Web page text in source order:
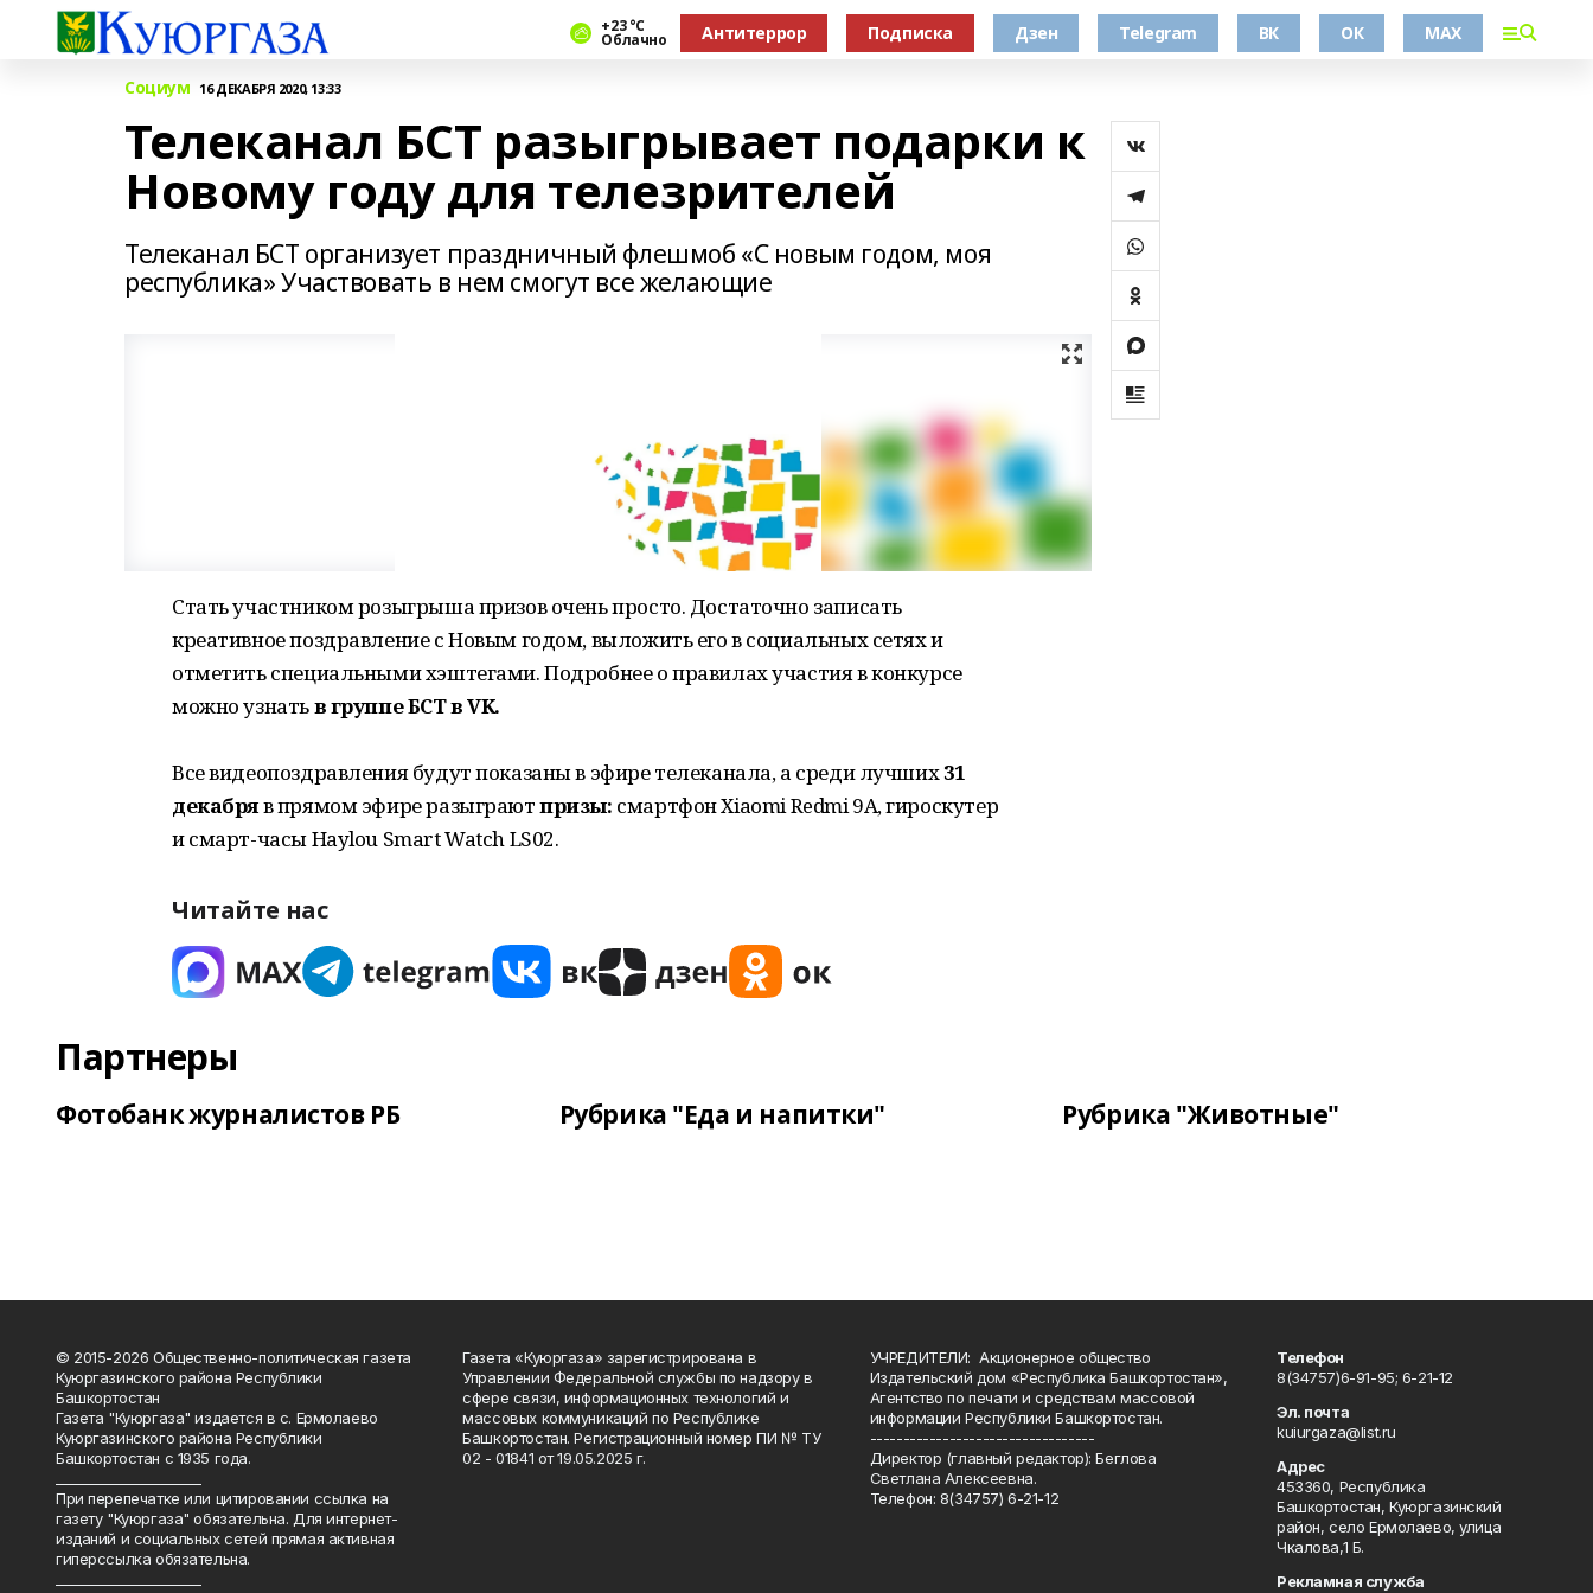
+23 °С
Облачно Антитеррор Подписка Дзен Telegram ВК ОК MAX
Социум 16 ДЕКАБРЯ 2020, 13:33
Телеканал БСТ разыгрывает подарки к
Новому году для телезрителей
Телеканал БСТ организует праздничный флешмоб «С новым годом, моя
республика» Участвовать в нем смогут все желающие
Стать участником розыгрыша призов очень просто. Достаточно записать
креативное поздравление с Новым годом, выложить его в социальных сетях и
отметить специальными хэштегами. Подробнее о правилах участия в конкурсе
можно узнатьв группе БСТ в VK.
Все видеопоздравления будут показаны в эфире телеканала, а среди лучших31
декабряв прямом эфире разыграютпризы: смартфон Xiaomi Redmi 9A, гироскутер
и смарт-часы Haylou Smart Watch LS02.
Читайте нас
Партнеры
Фотобанк журналистов РБ Рубрика "Еда и напитки" Рубрика "Животные"
© 2015-2026 Общественно-политическая газета
Куюргазинского района Республики
Башкортостан
Газета "Куюргаза" издается в с. Ермолаево
Куюргазинского района Республики
Башкортостан с 1935 года.
При перепечатке или цитировании ссылка на
газету "Куюргаза" обязательна. Для интернет-
изданий и социальных сетей прямая активная
гиперссылка обязательна.
Газета «Куюргаза» зарегистрирована в
Управлении Федеральной службы по надзору в
сфере связи, информационных технологий и
массовых коммуникаций по Республике
Башкортостан. Регистрационный номер ПИ № ТУ
02 - 01841 от 19.05.2025 г.
УЧРЕДИТЕЛИ: Акционерное общество
Издательский дом «Республика Башкортостан»,
Агентство по печати и средствам массовой
информации Республики Башкортостан.
----------------------------------
Директор (главный редактор): Беглова
Светлана Алексеевна.
Телефон: 8(34757) 6-21-12
Телефон
8(34757)6-91-95; 6-21-12
Эл. почта
kuiurgaza@list.ru
Адрес
453360, Республика
Башкортостан, Куюргазинский
район, село Ермолаево, улица
Чкалова,1 Б.
Рекламная служба